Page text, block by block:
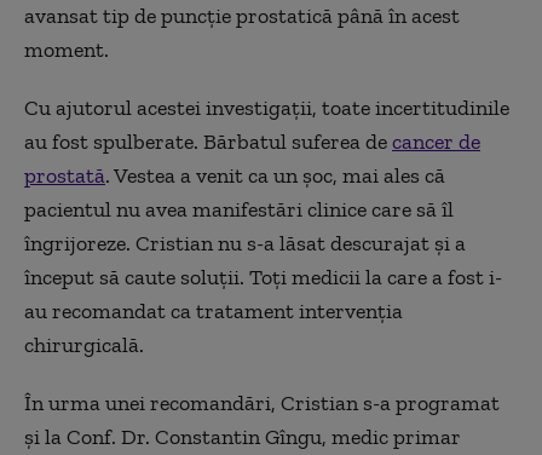
avansat tip de puncție prostatică până în acest
moment.
Cu ajutorul acestei investigații, toate incertitudinile
au fost spulberate. Bărbatul suferea decancer de
prostată. Vestea a venit ca un șoc, mai ales că
pacientul nu avea manifestări clinice care să îl
îngrijoreze. Cristian nu s-a lăsat descurajat și a
început să caute soluții. Toți medicii la care a fost i-
au recomandat ca tratament intervenția
chirurgicală.
În urma unei recomandări, Cristian s-a programat
și la Conf. Dr. Constantin Gîngu, medic primar